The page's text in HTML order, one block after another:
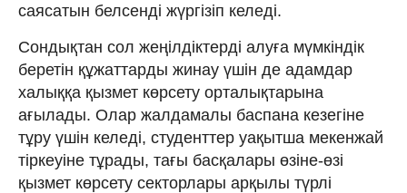
саясатын белсенді жүргізіп келеді.
Сондықтан сол жеңілдіктерді алуға мүмкіндік
беретін құжаттарды жинау үшін де адамдар
халыққа қызмет көрсету орталықтарына
ағылады. Олар жалдамалы баспана кезегіне
тұру үшін келеді, студенттер уақытша мекенжай
тіркеуіне тұрады, тағы басқалары өзіне-өзі
қызмет көрсету секторлары арқылы түрлі